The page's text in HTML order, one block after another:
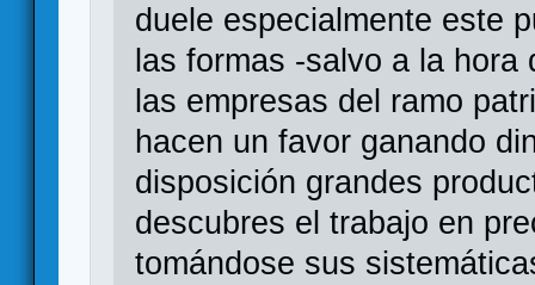
duele especialmente este
las formas -salvo a la
las empresas del ramo
hacen un favor ganando
disposición grandes
descubres el trabajo en
tomándose sus